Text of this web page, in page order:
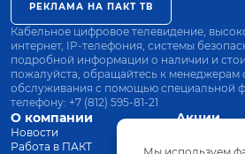
О компании
Новости
Работа в ПАКТ
Акции
Оплата
РЕКЛАМА НА ПАКТ ТВ
Кабельное цифровое телевидение,
интернет, IP-телефония, системы
подробной информации о наличии и
пожалуйста, обращайтесь к менеджерам
обслуживания с помощью специальной
телефону: +7 (812) 595-81-21